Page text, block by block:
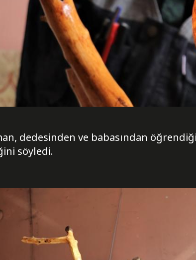
dedesinden ve babasından
söyledi.